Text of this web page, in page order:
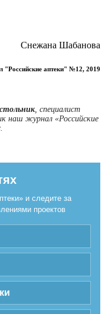
Снежана Шабанова
"Российские аптеки" №12, 2019
, специалист
наш журнал «Российские
и следите за
проектов